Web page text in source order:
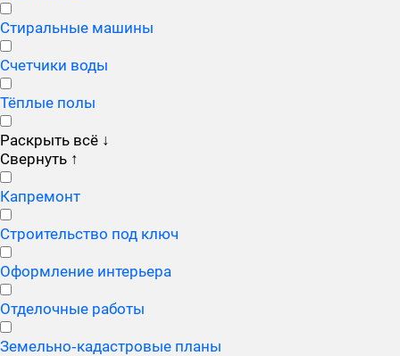
Стиральные машины
Счетчики воды
Тёплые полы
Раскрыть всё ↓
Свернуть ↑
Капремонт
Строительство под ключ
Оформление интерьера
Отделочные работы
Земельно‑кадастровые планы